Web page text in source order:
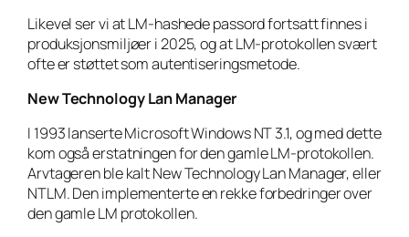
Likevel ser vi at LM-hashede passord fortsatt finnes i
produksjonsmiljøer i 2025, og at LM-protokollen svært
ofte er støttet som autentiseringsmetode.
New Technology Lan Manager
I 1993 lanserte Microsoft Windows NT 3.1, og med dette
kom også erstatningen for den gamle LM-protokollen.
Arvtageren ble kalt New Technology Lan Manager, eller
NTLM. Den implementerte en rekke forbedringer over
den gamle LM protokollen.